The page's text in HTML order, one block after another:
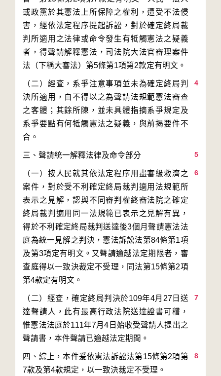
或政黨於其憲法上所保障之權利，遭受不法侵
害，經依法定程序提起訴訟，對於確定終局裁
判所適用之法律或命令發生有牴觸憲法之疑義
者，得聲請解釋憲法，司法院大法官審理案件
4
（二）經查，系爭注意事項並未為確定終局判
決所適用，自不得以之為聲請法規範憲法審查
之客體；其餘所陳，並未具體指摘系爭規定及
系爭要點有何牴觸憲法之疑義，與前揭要件不
5
6
（一）按人民就其依法定程序用盡審級救濟之
案件，對於受不利確定終局裁判適用法規範所
表示之見解，認與不同審判權終審法院之確定
終局裁判適用同一法規範已表示之見解有異，
得於不利確定終局裁判送達後3個月聲請憲法法
庭為統一見解之判決，憲法訴訟法第84條第1項
及第3項定有明文。又聲請逾越法定期限者，審
查庭得以一致決裁定不受理，同法第15條第2項
7
（二）經查，確定終局判決於109年4月27日送
達聲請人，此有最高行政法院送達證書可稽，
惟憲法法庭於111年7月4日始收受聲請人提出之
8
四、綜上，本件爰依憲法訴訟法第15條第2項第
7款及第4款規定，以一致決裁定不受理。